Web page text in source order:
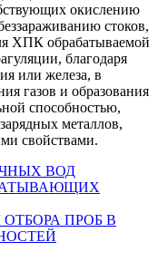
окислению
стоков,
ХПК обрабатываемой
благодаря
или железа, в
газов и образования
способностью,
металлов,
свойствами.
ВОД
ПРОБ В